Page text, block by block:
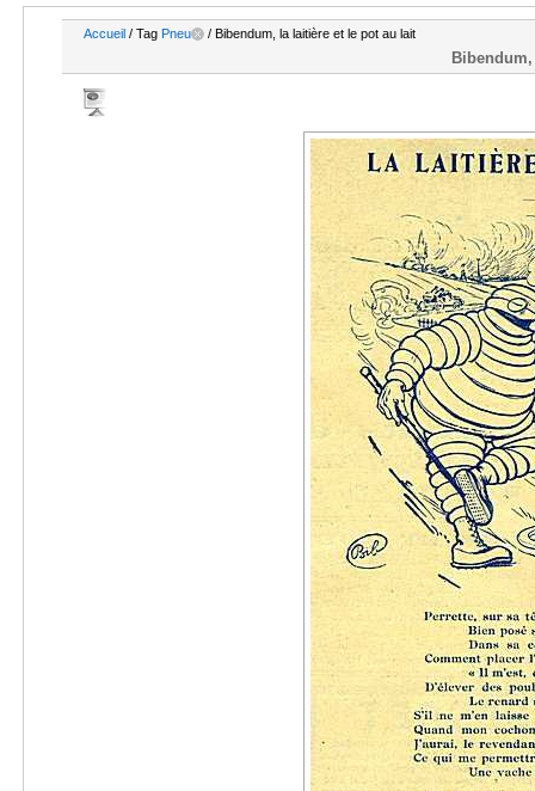
Accueil / Tag Pneu / Bibendum, la laitière et le pot au lait